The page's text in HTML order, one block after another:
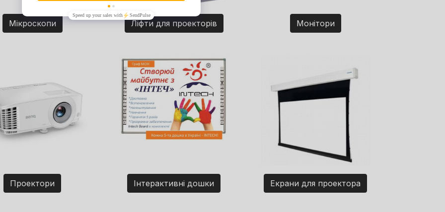
Мікроскопи Ліфти для проекторів Монітори
Проектори Інтерактивні дошки Екрани для проектора